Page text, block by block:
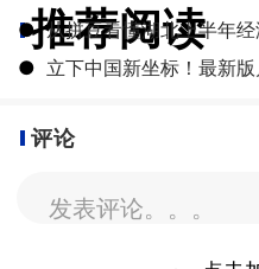
推荐阅读
● 从拼豆看懂湖北上半年
● 立下中国新坐标！最新
评论
发表评论。。。